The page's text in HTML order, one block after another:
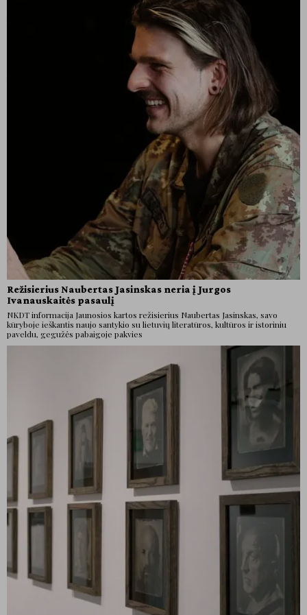
Režisierius Naubertas Jasinskas neria į Jurgos
Ivanauskaitės pasaulį
NKDT informacija Jaunosios kartos režisierius Naubertas Jasinskas, savo
kūryboje ieškantis naujo santykio su lietuvių literatūros, kultūros ir istoriniu
paveldu, gegužės pabaigoje pakvies